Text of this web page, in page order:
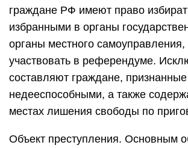
граждане РФ имеют право
избранными в органы
органы местного самоуправления,
участвовать в референдуме.
составляют граждане,
недееспособными, а также
местах лишения свободы по
Объект преступления. Основным